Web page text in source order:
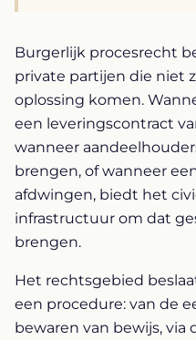
Burgerlijk procesrecht
private partijen die niet
oplossing komen.
een leveringscontract
wanneer
brengen, of wanneer
afdwingen, biedt het
infrastructuur om dat
brengen.
Het rechtsgebied
een procedure: van de
bewaren van bewijs,